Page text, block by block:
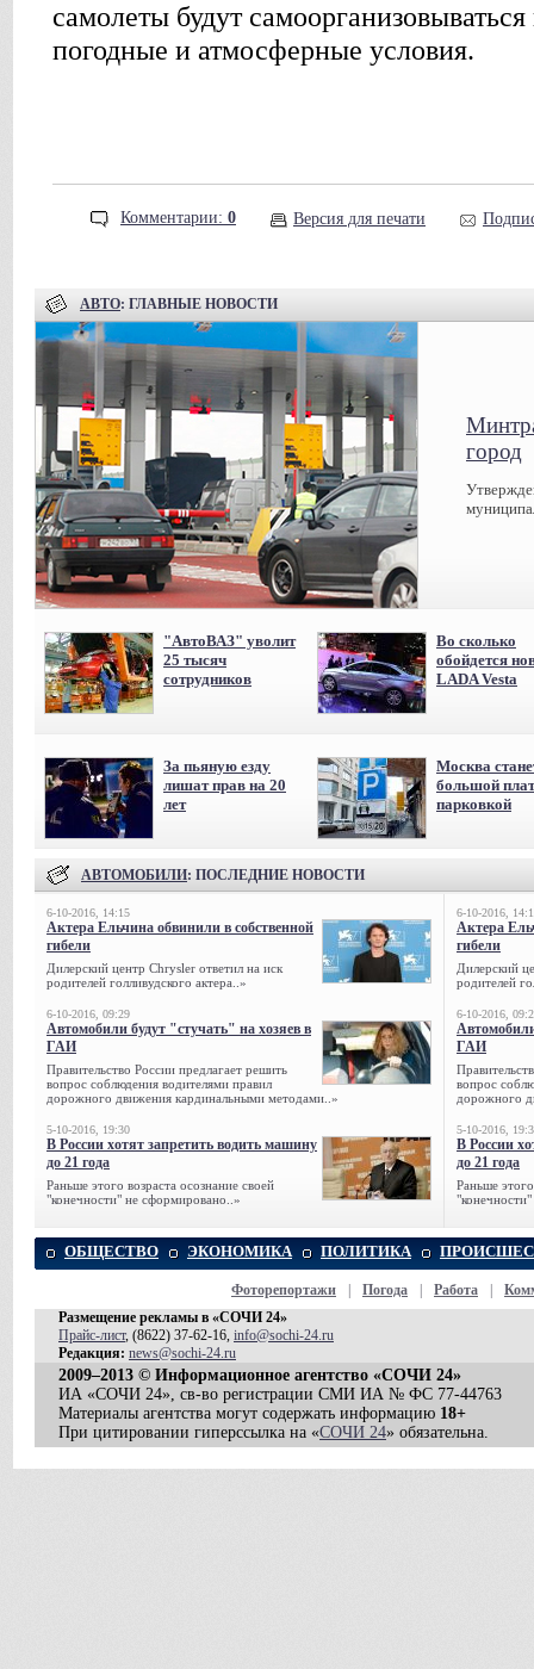
самолеты будут
погодные и атмосферные условия.
Комментарии: 0 Версия для печати
АВТО: ГЛАВНЫЕ НОВОСТИ
город
"АвтоВАЗ" уволит
25 тысяч
сотрудников
Во сколько
обойдется
LADA Vesta
За пьяную езду
лишат прав на 20
лет
Москва
большой
парковкой
АВТОМОБИЛИ: ПОСЛЕДНИЕ НОВОСТИ
6-10-2016, 14:15
Актера Ельчина обвинили в собственной
гибели
Дилерский центр Chrysler ответил на иск
родителей голливудского актера..»
6-10-2016, 09:29
Автомобили будут "стучать" на хозяев в
ГАИ
Правительство России предлагает решить
вопрос соблюдения водителями правил
дорожного движения кардинальными методами..»
5-10-2016, 19:30
В России хотят запретить водить машину
до 21 года
Раньше этого возраста осознание своей
"конечности" не сформировано..»
6-10-2016,
Актера
гибели
Дилерский
родителей
6-10-2016,
ГАИ
вопрос
дорожного
5-10-2016,
В России
до 21 года
Раньше
ОБЩЕСТВО ЭКОНОМИКА ПОЛИТИКА
Фоторепортажи Погода Работа
Размещение рекламы в «СОЧИ 24»
Прайс-лист, (8622) 37-62-16, info@sochi-24.ru
Редакция: news@sochi-24.ru
2009–2013 © Информационное агентство «СОЧИ 24»
ИА «СОЧИ 24», св-во регистрации СМИ ИА № ФС 77-44763
Материалы агентства могут содержать информацию 18+
При цитировании гиперссылка на «СОЧИ 24» обязательна.